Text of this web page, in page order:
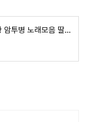
전영록 별세 나이 근황 암투병 노래모음 딸 재혼 이혼 전부인